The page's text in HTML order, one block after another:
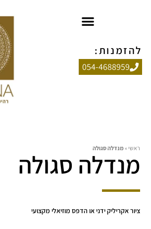
להזמנות:
054-4688959
ראשי »מנדלה סגולה
מנדלה סגולה
ציור אקריליק ידני או הדפס מוזיאלי מקצועי